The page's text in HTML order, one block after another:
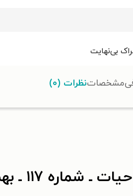
بی‌نهایت
۱۱۷ ـ بهمن ۱۴۰۰
مشخصاتنظرات (۰)